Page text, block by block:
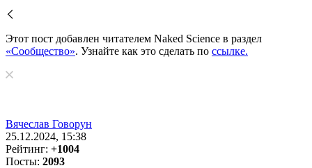
Этот пост добавлен читателем Naked Science в раздел
«Сообщество». Узнайте как это сделать по ссылке.
Вячеслав Говорун
25.12.2024, 15:38
Рейтинг: +1004
Посты: 2093